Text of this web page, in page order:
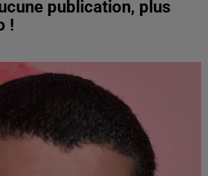
publication, plus
!